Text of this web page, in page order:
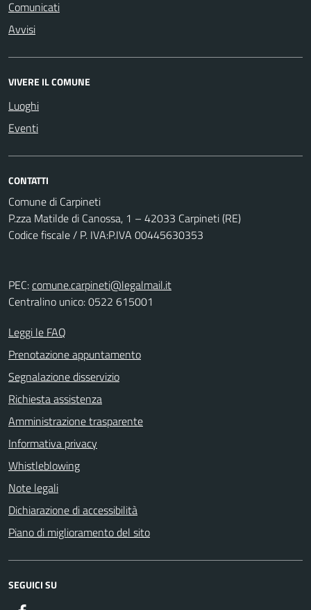
Comunicati
Avvisi
VIVERE IL COMUNE
Luoghi
Eventi
CONTATTI
Comune di Carpineti
P.zza Matilde di Canossa, 1 – 42033 Carpineti (RE)
Codice fiscale / P. IVA:P.IVA 00445630353
PEC:comune.carpineti@legalmail.it
Centralino unico: 0522 615001
Leggi le FAQ
Prenotazione appuntamento
Segnalazione disservizio
Richiesta assistenza
Amministrazione trasparente
Informativa privacy
Whistleblowing
Note legali
Dichiarazione di accessibilità
Piano di miglioramento del sito
SEGUICI SU